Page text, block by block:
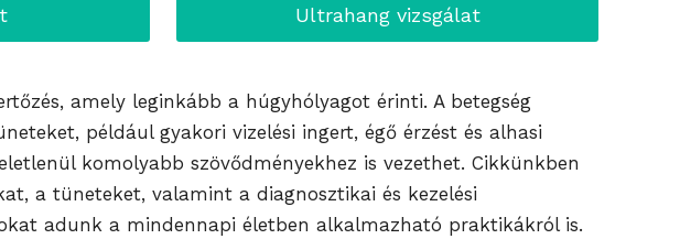
Ultrahang vizsgálat
amely leginkább a húgyhólyagot érinti. A betegség
például gyakori vizelési ingert, égő érzést és alhasi
komolyabb szövődményekhez is vezethet. Cikkünkben
a tüneteket, valamint a diagnosztikai és kezelési
adunk a mindennapi életben alkalmazható praktikákról is.